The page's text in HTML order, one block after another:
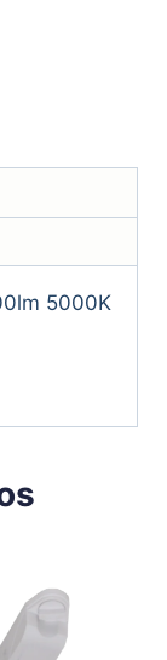
5000K